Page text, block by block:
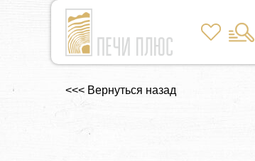
<<< Вернуться назад